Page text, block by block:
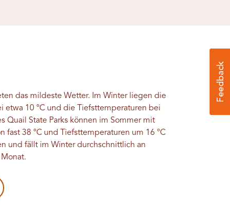
das mildeste Wetter. Im Winter liegen die
etwa 10 °C und die Tiefsttemperaturen bei
Quail State Parks können im Sommer mit
fast 38 °C und Tiefsttemperaturen um 16 °C
und fällt im Winter durchschnittlich an